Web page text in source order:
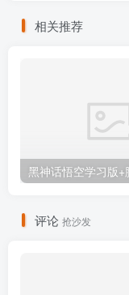
相关推荐
评论 抢沙发